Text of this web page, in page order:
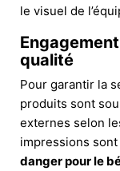
le visuel de
qualité
Pour garantir la
produits sont
externes selon
impressions
danger pour le